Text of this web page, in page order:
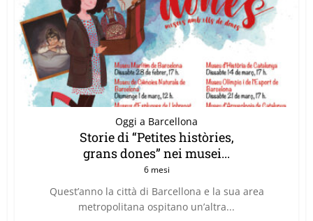
Oggi a Barcellona
Storie di “Petites històries,
grans dones” nei musei...
6 mesi
Quest’anno la città di Barcellona e la sua area
metropolitana ospitano un’altra...